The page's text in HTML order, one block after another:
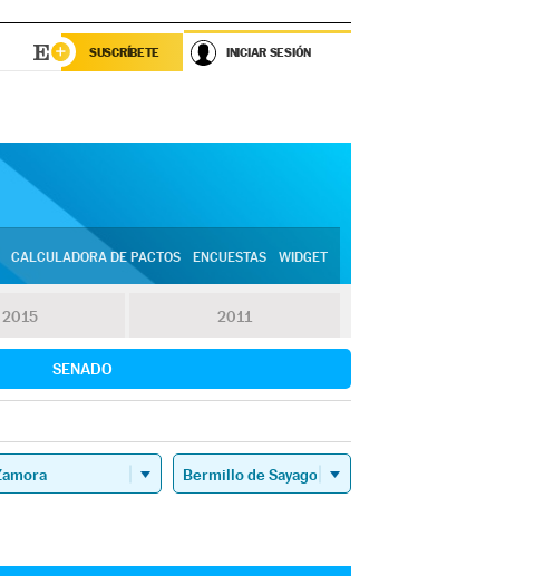
SUSCRÍBETE INICIAR SESIÓN
CALCULADORA DE PACTOS ENCUESTAS WIDGET
2015 2011
SENADO